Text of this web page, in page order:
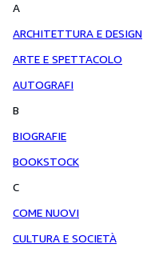
A
ARCHITETTURA E DESIGN
ARTE E SPETTACOLO
AUTOGRAFI
B
BIOGRAFIE
BOOKSTOCK
C
COME NUOVI
CULTURA E SOCIETÀ